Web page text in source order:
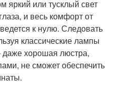
яркий или тусклый свет
и весь комфорт от
к нулю. Следовать
классические лампы
хорошая люстра,
не сможет обеспечить